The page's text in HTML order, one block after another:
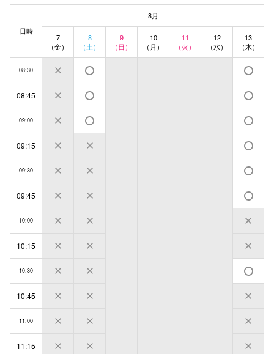
日時
8月
7
（金）
8
（土）
9
（日）
10
（月）
11
（火）
12
（水）
13
（木）
08:30
08:45
09:00
09:15
09:30
09:45
10:00
10:15
10:30
10:45
11:00
11:15